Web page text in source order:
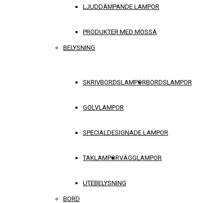
LJUDDÄMPANDE LAMPOR
PRODUKTER MED MOSSA
BELYSNING
SKRIVBORDSLAMPORBORDSLAMPOR
GOLVLAMPOR
SPECIALDESIGNADE LAMPOR
TAKLAMPORVÄGGLAMPOR
UTEBELYSNING
BORD